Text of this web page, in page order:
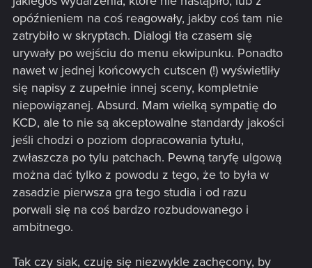
opóźnieniem na coś reagowały, jakby coś tam nie
zatrybiło w skryptach. Dialogi tła czasem się
urywały po wejściu do menu ekwipunku. Ponadto
nawet w jednej końcowych cutscen (!) wyświetliły
się napisy z zupełnie innej sceny, kompletnie
niepowiązanej. Absurd. Mam wielką sympatię do
KCD, ale to nie są akceptowalne standardy jakości
jeśli chodzi o poziom dopracowania tytułu,
zwłaszcza po tylu patchach. Pewną taryfę ulgową
można dać tylko z powodu z tego, że to była w
zasadzie pierwsza gra tego studia i od razu
porwali się na coś bardzo rozbudowanego i
ambitnego.
Tak czy siak, czuję się niezwykle zachęcony, by